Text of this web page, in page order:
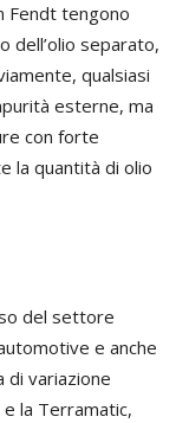
Fendt tengono
dell’olio separato,
qualsiasi
esterne, ma
con forte
la quantità di olio
del settore
e anche
di variazione
e la Terramatic,